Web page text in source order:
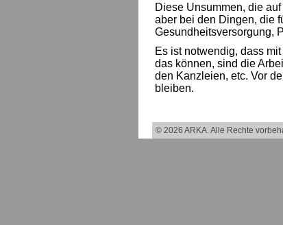
Diese Unsummen, die
aber bei den Dingen, die
Gesundheitsversorgung,
Es ist notwendig, dass
das können, sind die
den Kanzleien, etc. Vor
bleiben.
© 2026 ARKA. Alle Rechte